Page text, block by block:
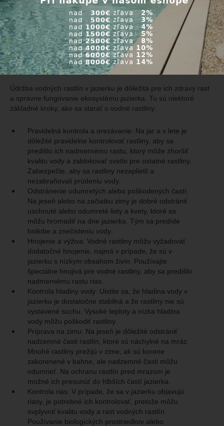
esteticky príjemné. Celkovo lekna a lotosy v hĺbkach medzi 30
cm až 2 m poskytujú skvelý vizuálny a ekologický prínos pre
jazierka, pričom zlepšujú kvalitu vody, znižujú rast rias a
poskytujú bohatú biodiverzitu.
Údržba vodných rastlín
Údržba vodných rastlín v jazierku je dôležitá pre ich zdravý rast
a správne fungovanie ekosystému jazierka. Tu sú niektoré
základné kroky, ako sa starať o vodné rastliny:
Pravidelná kontrola a orezávanie: Na jar a v lete je
dôležité pravidelne kontrolovať rastliny, aby sa
predišlo ich nadmernému rastu, ktorý môže zhoršiť
kvalitu vody a zablokovať svetlo pre ostatné rastliny.
Zabezpečte, aby sa rastliny nezaplietli a
nezabraňovali prúdeniu vody.
Odstránenie odumretých alebo poškodených častí:
Na jeseň alebo na začiatku zimy je dobré odstrániť
uschnuté alebo odumreté listy a kvety, ktoré sa
môžu hromadiť na dne jazierka. Tým sa predíde
hnilobe a znečisteniu vody.
Hnojenie a výživa: Vodné rastliny môžu vyžadovať
dodatočné hnojenie, najmä v prípade, že sú v
jazierku s nízkym obsahom živín. Používajte
špeciálne hnojivá pre vodné rastliny, aby sa predišlo
nadmernému rastu rias.
Kontrola hladiny vody: Uistite sa, že hladina vody v
jazierku je dostatočne stabilná a že rastliny nie sú
vystavené suchu. Vysoké teploty a nízka hladina
vody môžu poškodiť rastliny.
Príprava na zimu: Na jeseň je dôležité odstrániť
nadzemné časti rastlín, ktoré sú náchylné na mráz.
Mnohé rastliny prežijú v zime, ak sú korene
zakorenené v bahne, ale nadzemné časti môžu
odumrieť. Na ochranu rastlín pred mrazom je
možné ich presunúť do hlbších častí jazierka.
Kontrola rias: V prípade, že sa v jazierku objavujú
riasy, je potrebné ich kontrolovať, pretože môžu
ovplyvniť kvalitu vody a rast vodných rastlín.
Používanie biologických prostriedkov alebo